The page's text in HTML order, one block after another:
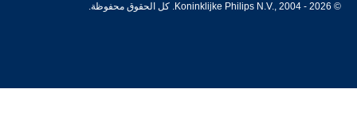
© Koninklijke Philips N.V., 2004 - 2026. كل الحقوق محفوظة.